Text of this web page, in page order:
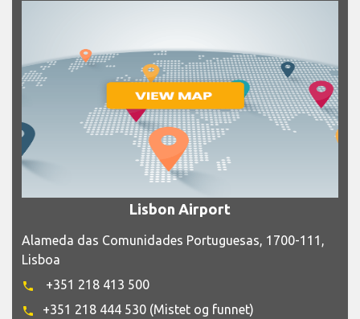
Lisbon Airport
Alameda das Comunidades Portuguesas, 1700-111,
Lisboa
phone +351 218 413 500
phone +351 218 444 530 (Mistet og funnet)